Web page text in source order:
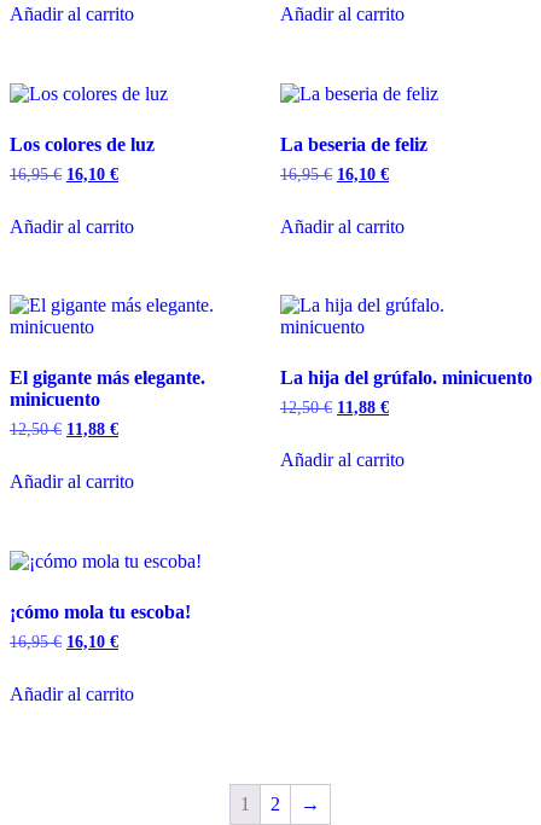
Añadir al carrito Añadir al carrito
Los colores de luz
16,95€ 16,10 €
Añadir al carrito
La beseria de feliz
16,95€ 16,10 €
Añadir al carrito
El gigante más elegante.
minicuento
12,50€ 11,88 €
Añadir al carrito
La hija del grúfalo. minicuento
12,50€ 11,88 €
Añadir al carrito
¡cómo mola tu escoba!
16,95€ 16,10 €
Añadir al carrito
1 2 →